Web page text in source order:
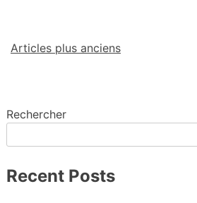
Articles plus anciens
Rechercher
Recent Posts